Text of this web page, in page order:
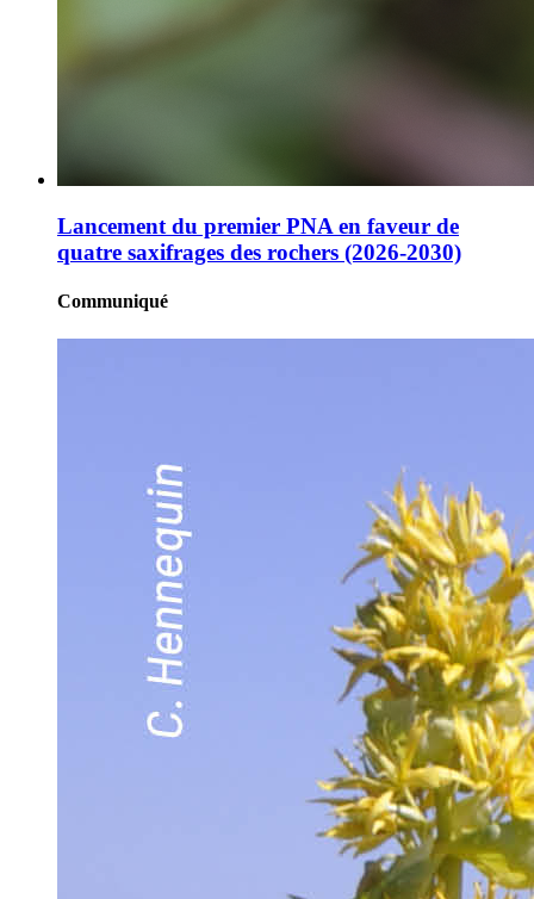
Lancement du premier PNA en faveur de
quatre saxifrages des rochers (2026-2030)
Communiqué